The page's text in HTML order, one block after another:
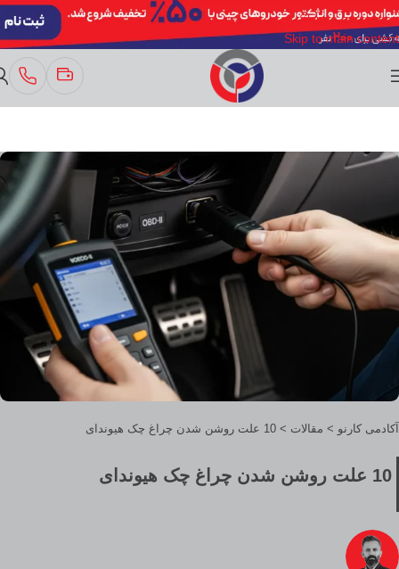
Skip to navigation
Skip to main content
آکادمی کارنو > مقالات > 10 علت روشن شدن چراغ چک هیوندای
10 علت روشن شدن چراغ چک هیوندای